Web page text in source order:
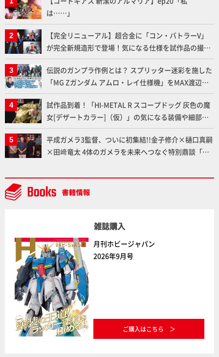
は……」
【完全リニューアル】超合金に「コン・バトラーV」
が完全新規造形で登場！気になる仕様を試作品の撮り
下ろしでご紹介!!さらに「大鉄人17」＆「ワンエイ
ト」セット情報もお届け！【超合金の魂】
伝説のガンプラ作例とは？ スプリッター迷彩を施した
「MG Zガンダム アムロ・レイ仕様機」をMAX渡辺が
ふたたび塗る!!【試し読み】
試作品到着！「HI-METAL R スコープドッグ 灰色の魔
女[デザートカラー]（仮）」の気になる装備や細部な
ど商品仕様を撮り下ろしでお届け!! 【装甲騎兵ボトム
ズ】
平成ガメラ3監督、ついに初集結!!金子修介×樋口真嗣
×田﨑竜太 4体のガメラを未来へつなぐ特別鼎談「ガ
雑誌購入
月刊ホビージャパン
2026年9月号
ご購入はこちら